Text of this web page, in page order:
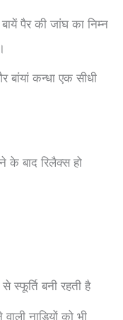
पैर की जांघ का निम्‍न
बांयां कन्‍धा एक सीधी
बाद रिलैक्‍स हो
स्फूर्ति बनी रहती है
नाड़ियों को भी